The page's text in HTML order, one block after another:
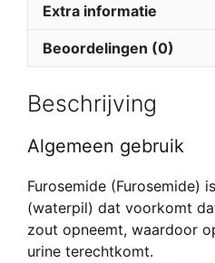
Extra informatie
Beoordelingen (0)
Beschrijving
Algemeen gebruik
Furosemide (Furosemide)
(waterpil) dat voorkomt
zout opneemt, waardoor
urine terechtkomt.